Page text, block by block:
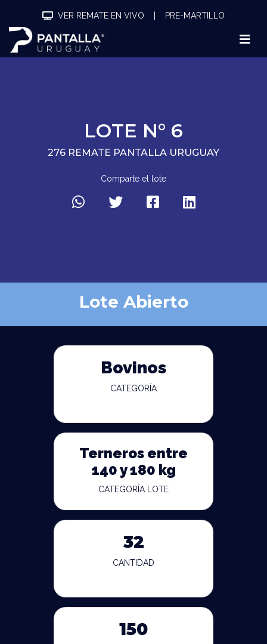
VER REMATE EN VIVO PRE-MARTILLO
LOTE N° 6
276 REMATE PANTALLA URUGUAY
Comparte el lote
Lote Abierto
Bovinos
CATEGORÍA
Terneros entre
140 y 180 kg
CATEGORÍA LOTE
32
CANTIDAD
150